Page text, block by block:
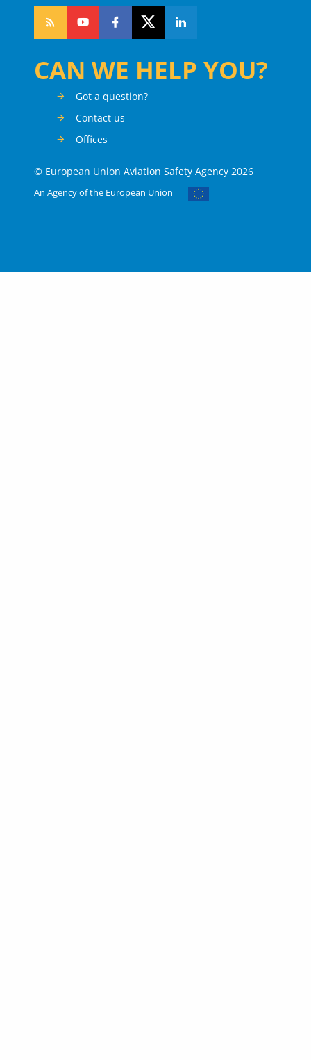
CAN WE HELP YOU?
Got a question?
Contact us
Offices
© European Union Aviation Safety Agency 2026
An Agency of the European Union